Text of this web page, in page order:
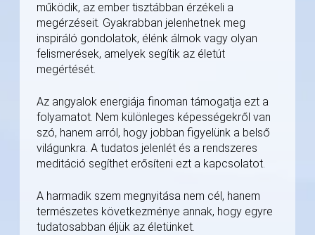
működik, az ember tisztábban érzékeli a
megérzéseit. Gyakrabban jelenhetnek meg
inspiráló gondolatok, élénk álmok vagy olyan
felismerések, amelyek segítik az életút
megértését.
Az angyalok energiája finoman támogatja ezt a
folyamatot. Nem különleges képességekről van
szó, hanem arról, hogy jobban figyelünk a belső
világunkra. A tudatos jelenlét és a rendszeres
meditáció segíthet erősíteni ezt a kapcsolatot.
A harmadik szem megnyitása nem cél, hanem
természetes következménye annak, hogy egyre
tudatosabban éljük az életünket.